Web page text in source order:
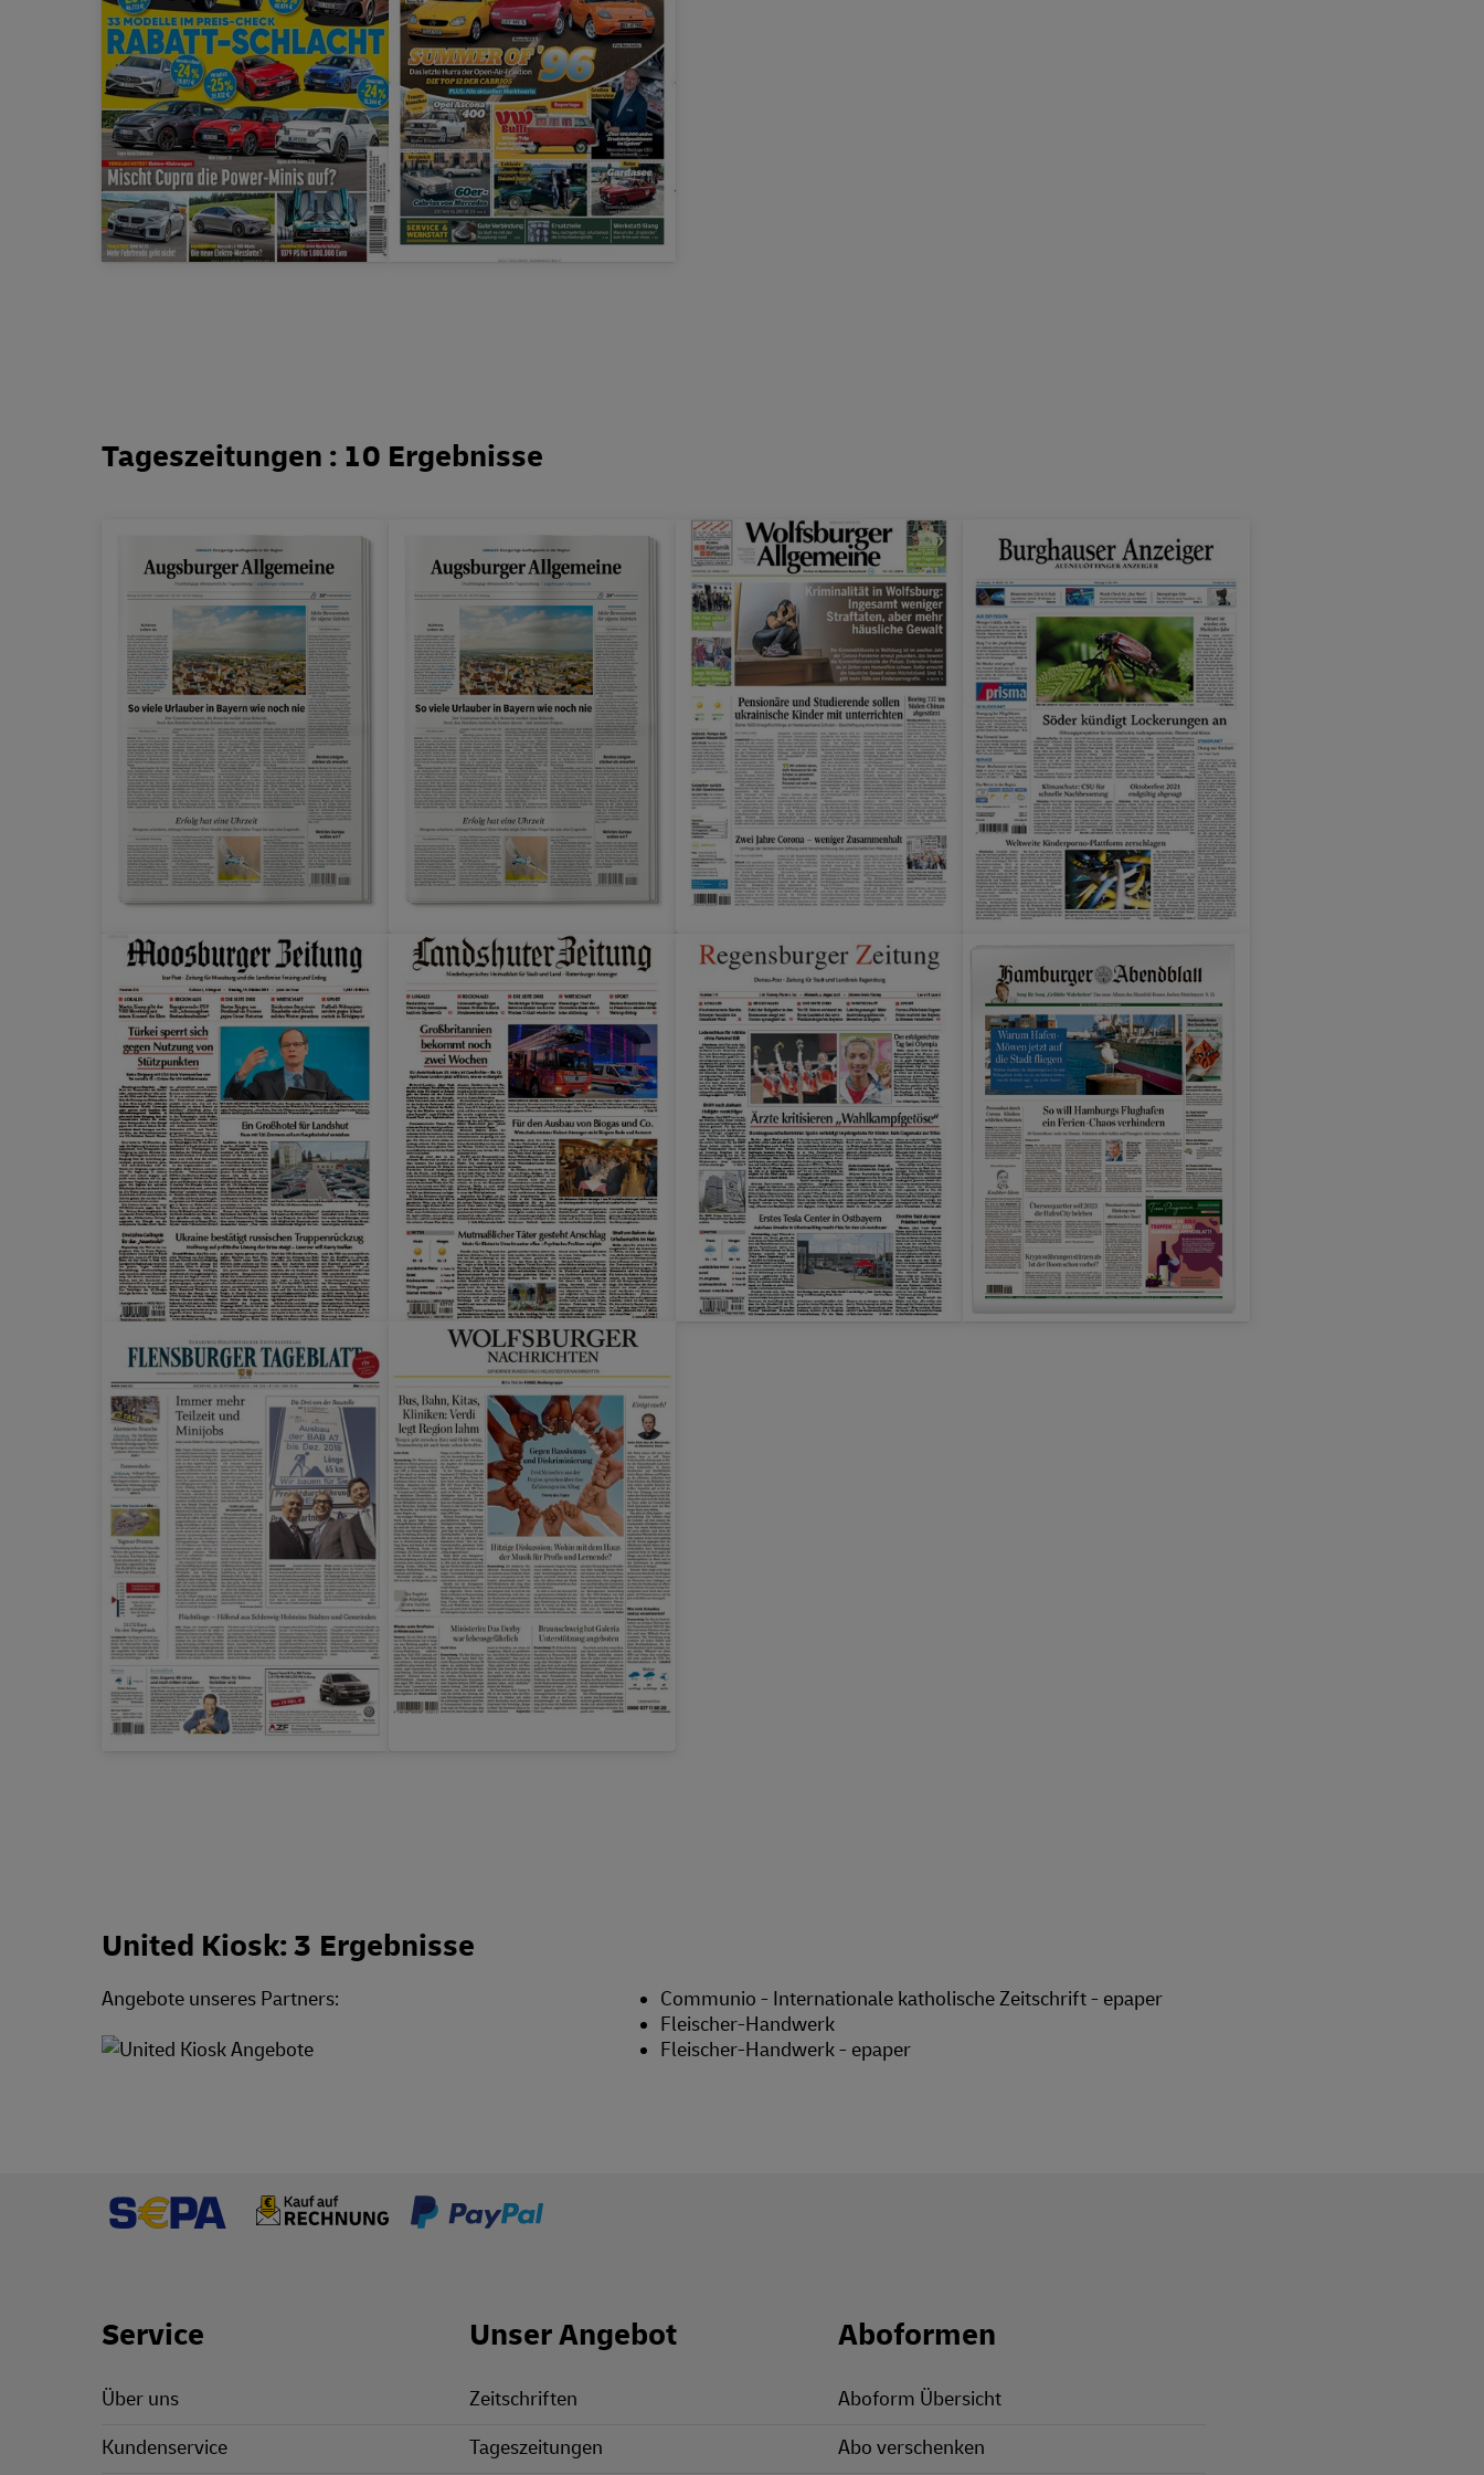
Tageszeitungen : 10 Ergebnisse
United Kiosk: 3 Ergebnisse
Angebote unseres Partners:
Communio - Internationale katholische Zeitschrift - epaper
Fleischer-Handwerk
Fleischer-Handwerk - epaper
Footer Links
Service
Über uns
Kundenservice
Unser Angebot
Zeitschriften
Tageszeitungen
Aboformen
Aboform Übersicht
Abo verschenken